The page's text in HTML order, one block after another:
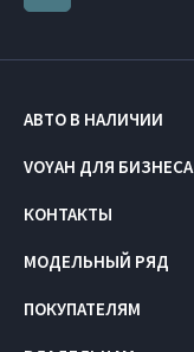
АВТО В НАЛИЧИИ
VOYAH ДЛЯ БИЗНЕСА
КОНТАКТЫ
МОДЕЛЬНЫЙ РЯД
ПОКУПАТЕЛЯМ